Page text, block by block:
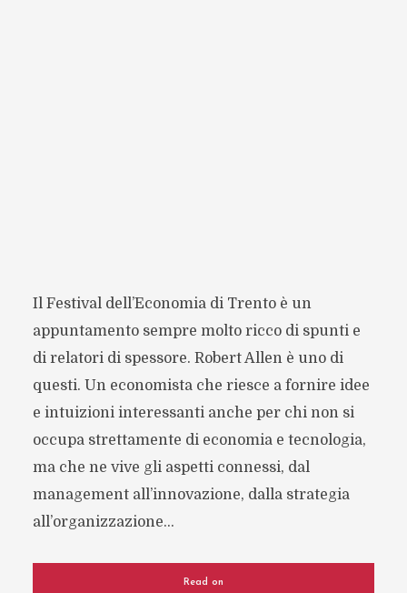
Il Festival dell’Economia di Trento è un
appuntamento sempre molto ricco di spunti e
di relatori di spessore. Robert Allen è uno di
questi. Un economista che riesce a fornire idee
e intuizioni interessanti anche per chi non si
occupa strettamente di economia e tecnologia,
ma che ne vive gli aspetti connessi, dal
management all’innovazione, dalla strategia
all’organizzazione...
Read on